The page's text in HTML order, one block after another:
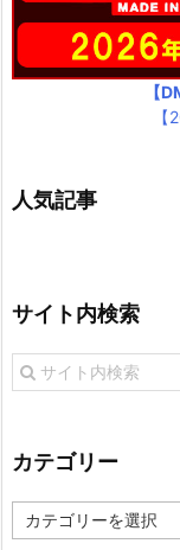
【
人気記事
サイト内検索
カテゴリー
カ
テ